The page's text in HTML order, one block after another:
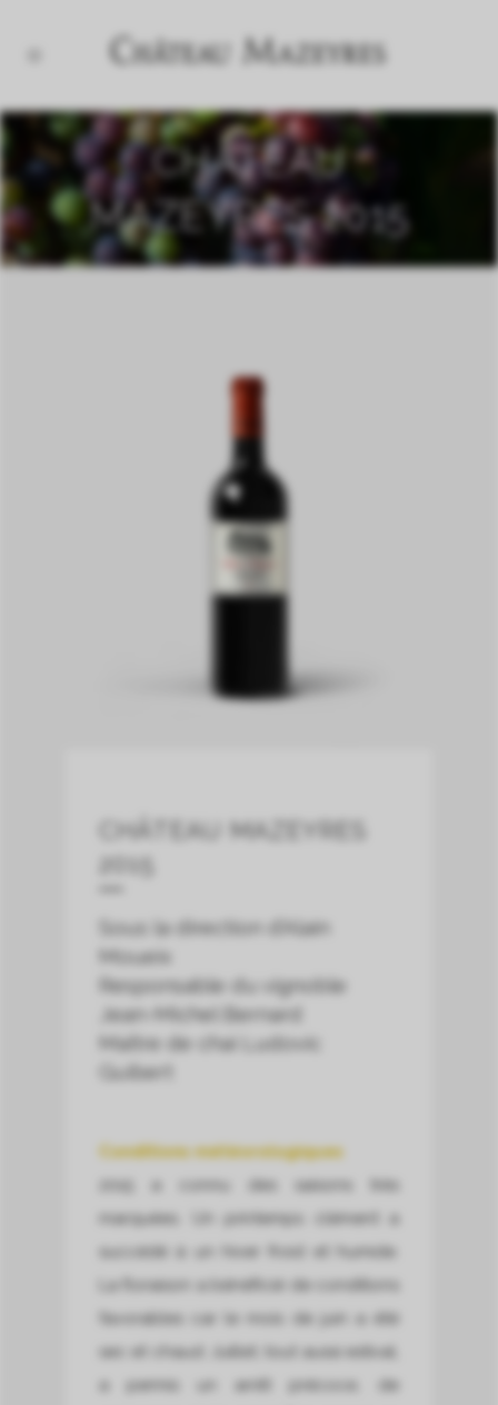
CHÂTEAU
MAZEYRES 2015
CHÂTEAU MAZEYRES
2015
Sous la direction d’Alain
Moueix
Responsable du vignoble
Jean-Michel Bernard
Maître de chai Ludovic
Guibert
Conditions météorologiques
2015 a connu des saisons très
marquées. Un printemps clément a
succédé à un hiver froid et humide.
La floraison a bénéficié de conditions
favorables car le mois de juin a été
sec et chaud. Juillet, tout aussi estival,
a permis un arrêt précoce, de